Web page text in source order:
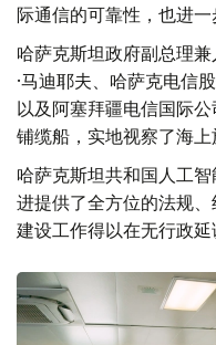
际通信的可靠性，也进一
哈萨克斯坦政府副总理
·马迪耶夫、哈萨克电信
以及阿塞拜疆电信国际
铺缆船，实地视察了海上
哈萨克斯坦共和国人工
进提供了全方位的法规
建设工作得以在无行政延